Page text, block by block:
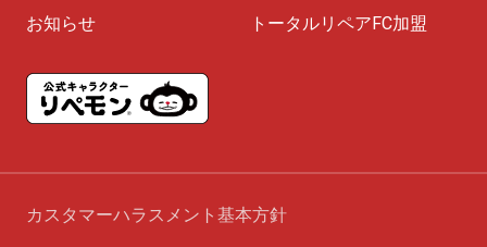
お知らせ トータルリペアFC加盟
カスタマーハラスメント基本方針